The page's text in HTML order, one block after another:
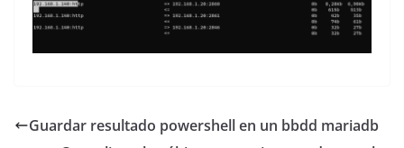
Guardar resultado powershell en un bbdd mariadb